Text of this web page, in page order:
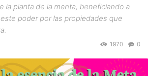
la planta de la menta, beneficiando a
poder por las propiedades que
0
1970